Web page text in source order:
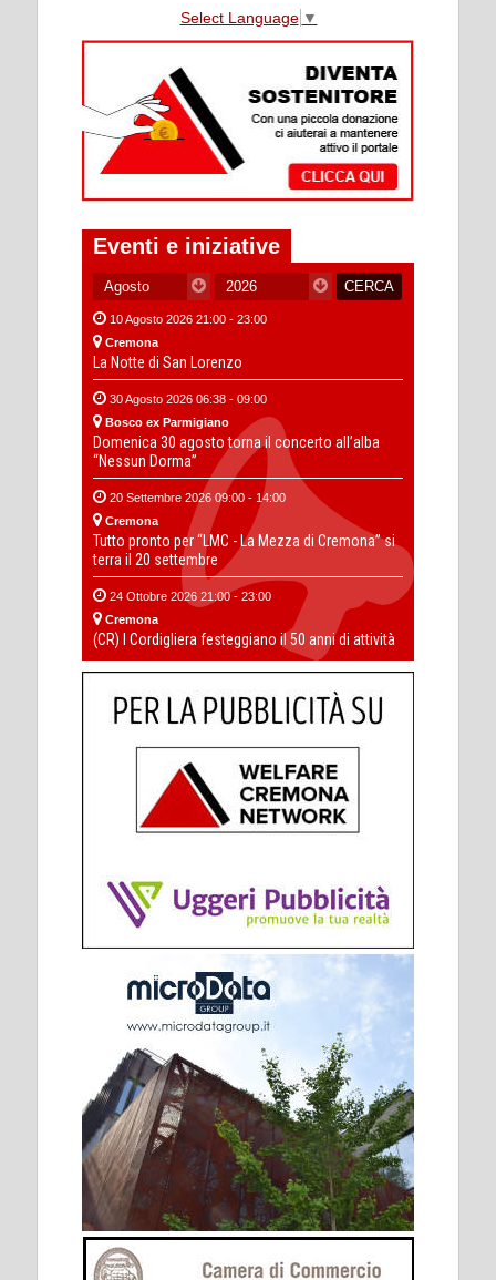
Select Language ▼
Eventi e iniziative
10 Agosto 2026 21:00 - 23:00
Cremona
La Notte di San Lorenzo
30 Agosto 2026 06:38 - 09:00
Bosco ex Parmigiano
Domenica 30 agosto torna il concerto all’alba
“Nessun Dorma”
20 Settembre 2026 09:00 - 14:00
Cremona
Tutto pronto per “LMC - La Mezza di Cremona” si
terra il 20 settembre
24 Ottobre 2026 21:00 - 23:00
Cremona
(CR) I Cordigliera festeggiano il 50 anni di attività